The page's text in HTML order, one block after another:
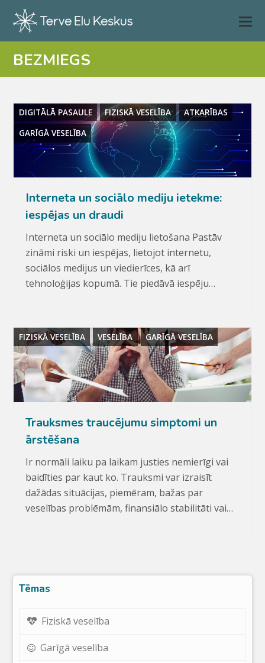
BEZMIEGS
DIGITĀLĀ PASAULE FIZISKĀ VESELĪBA
ATKARĪBAS
GARĪGĀ VESELĪBA
Interneta un sociālo mediju ietekme:
iespējas un draudi
Interneta un sociālo mediju lietošana Pastāv
zināmi riski un iespējas, lietojot internetu,
sociālos medijus un viedierīces, kā arī
tehnoloģijas kopumā. Tie piedāvā iespēju…
FIZISKĀ VESELĪBA VESELĪBA GARĪGĀ VESELĪBA
Trauksmes traucējumu simptomi un
ārstēšana
Ir normāli laiku pa laikam justies nemierīgi vai
baidīties par kaut ko. Trauksmi var izraisīt
dažādas situācijas, piemēram, bažas par
veselības problēmām, finansiālo stabilitāti vai…
Tēmas
Fiziskā veselība
Garīgā veselība